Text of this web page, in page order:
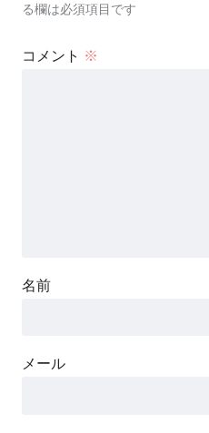
る欄は必須項目です
コメント ※
名前
メール